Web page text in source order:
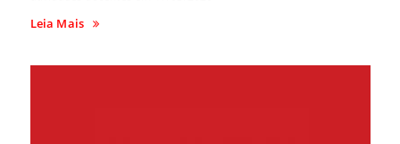
Leia Mais